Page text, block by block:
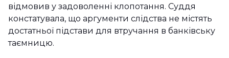
відмовив у задоволенні клопотання. Суддя
констатувала, що аргументи слідства не містять
достатньої підстави для втручання в банківську
таємницю.